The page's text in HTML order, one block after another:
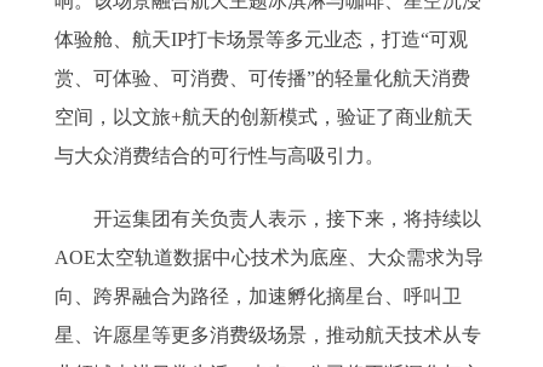
体验舱、航天IP打卡场景等多元业态，打造“可观
赏、可体验、可消费、可传播”的轻量化航天消费
空间，以文旅+航天的创新模式，验证了商业航天
与大众消费结合的可行性与高吸引力。
开运集团有关负责人表示，接下来，将持续以
AOE太空轨道数据中心技术为底座、大众需求为导
向、跨界融合为路径，加速孵化摘星台、呼叫卫
星、许愿星等更多消费级场景，推动航天技术从专